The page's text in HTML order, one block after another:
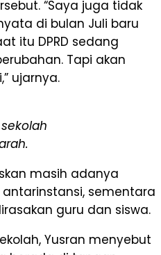
“Saya juga tidak
di bulan Juli baru
itu DPRD sedang
Tapi akan
ujarnya.
masih adanya
sementara
guru dan siswa.
Yusran menyebut